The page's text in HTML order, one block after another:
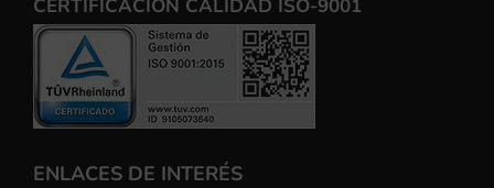
CERTIFICACIÓN CALIDAD ISO-9001
ENLACES DE INTERÉS